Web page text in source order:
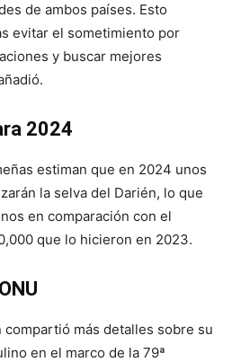
de ambos países. Esto
evitar el sometimiento por
y buscar mejores
2024
estiman que en 2024 unos
la selva del Darién, lo que
en comparación con el
que lo hicieron en 2023.
compartió más detalles sobre su
en el marco de la 79ª